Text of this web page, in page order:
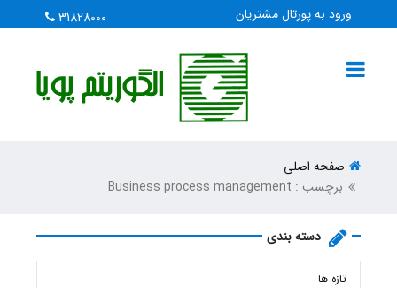
ورود به پورتال مشتریان 31828000
صفحه اصلی
برچسب : Business process management
دسته بندی
تازه ها